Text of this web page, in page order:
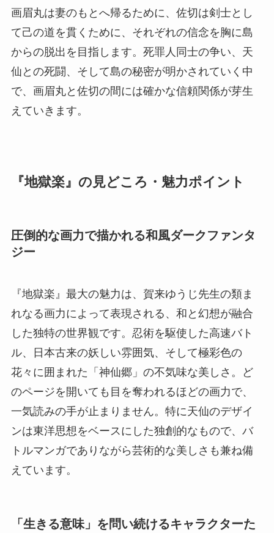
画眉丸は妻のもとへ帰るために、佐切は剣士とし
て己の道を貫くために、それぞれの信念を胸に島
からの脱出を目指します。死罪人同士の争い、天
仙との死闘、そして島の秘密が明かされていく中
で、画眉丸と佐切の間には確かな信頼関係が芽生
えていきます。
『地獄楽』の見どころ・魅力ポイント
圧倒的な画力で描かれる和風ダークファンタ
ジー
『地獄楽』最大の魅力は、賀来ゆうじ先生の類ま
れなる画力によって表現される、和と幻想が融合
した独特の世界観です。忍術を駆使した高速バト
ル、日本古来の妖しい雰囲気、そして極彩色の
花々に囲まれた「神仙郷」の不気味な美しさ。ど
のページを開いても目を奪われるほどの画力で、
一気読みの手が止まりません。特に天仙のデザイ
ンは東洋思想をベースにした独創的なもので、バ
トルマンガでありながら芸術的な美しさも兼ね備
えています。
「生きる意味」を問い続けるキャラクターた